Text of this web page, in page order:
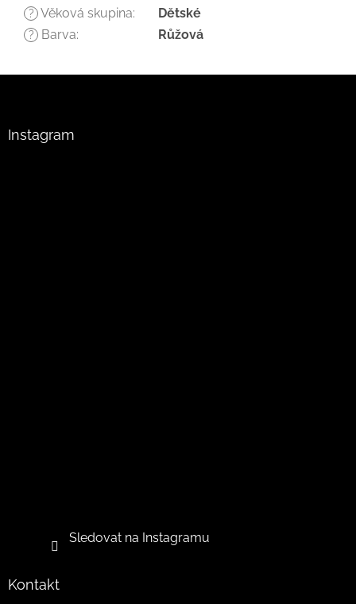
? Věková skupina: Dětské
? Barva: Růžová
Instagram
Sledovat na Instagramu
Kontakt